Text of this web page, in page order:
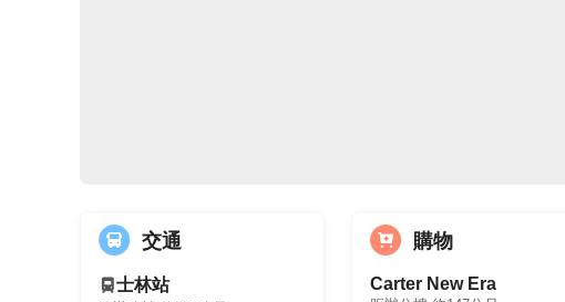
聯絡方式：賞屋專線:0910-188795
交通
士林站
購物
Carter New Era